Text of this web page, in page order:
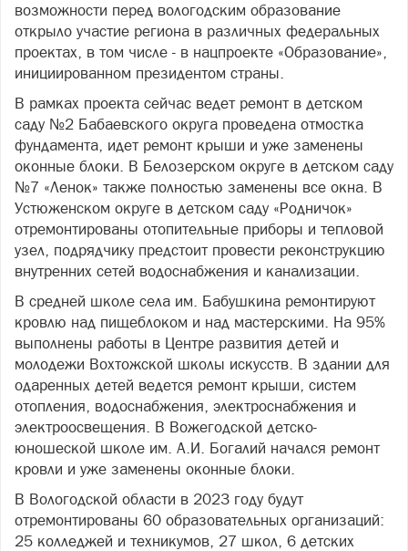
возможности перед вологодским образование
открыло участие региона в различных федеральных
проектах, в том числе - в нацпроекте «Образование»,
инициированном президентом страны.
В рамках проекта сейчас ведет ремонт в детском
саду №2 Бабаевского округа проведена отмостка
фундамента, идет ремонт крыши и уже заменены
оконные блоки. В Белозерском округе в детском саду
№7 «Ленок» также полностью заменены все окна. В
Устюженском округе в детском саду «Родничок»
отремонтированы отопительные приборы и тепловой
узел, подрядчику предстоит провести реконструкцию
внутренних сетей водоснабжения и канализации.
В средней школе села им. Бабушкина ремонтируют
кровлю над пищеблоком и над мастерскими. На 95%
выполнены работы в Центре развития детей и
молодежи Вохтожской школы искусств. В здании для
одаренных детей ведется ремонт крыши, систем
отопления, водоснабжения, электроснабжения и
электроосвещения. В Вожегодской детско-
юношеской школе им. А.И. Богалий начался ремонт
кровли и уже заменены оконные блоки.
В Вологодской области в 2023 году будут
отремонтированы 60 образовательных организаций:
25 колледжей и техникумов, 27 школ, 6 детских